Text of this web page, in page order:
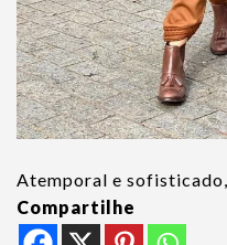
Atemporal e
Compartilhe